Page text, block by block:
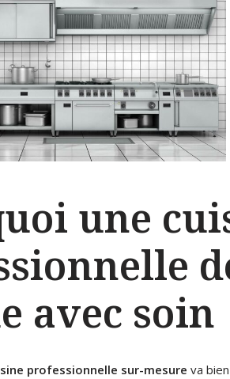
une
avec soin
professionnelle sur-mesure va